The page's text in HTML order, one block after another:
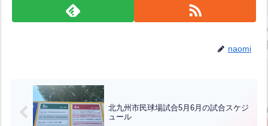
naomi
北九州市民球場試合5月6月の試合スケジ
ュール